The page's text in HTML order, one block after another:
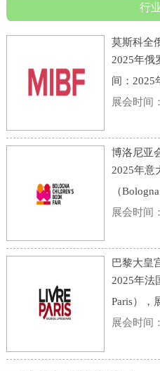
行
莫斯科全
2025年俄
间：2025
点：俄罗
展会时间
博洛尼亚
2025年意
（
间：2025
中心
展会时间
巴黎大皇
2025年法
Paris），
月13日，
展会时间